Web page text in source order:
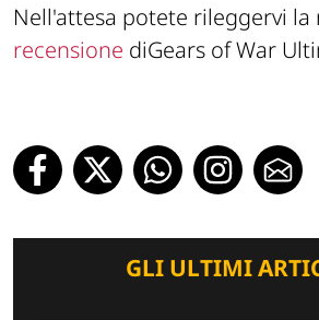
Nell'attesa potete rileggervi la
recensione diGears of War
GLI ULTIMI